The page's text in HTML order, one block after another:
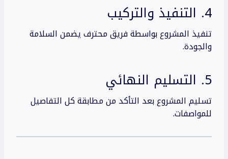
4. التنفيذ والتركيب
تنفيذ المشروع بواسطة فريق محترف يضمن السلامة
والجودة.
5. التسليم النهائي
تسليم المشروع بعد التأكد من مطابقة كل التفاصيل
للمواصفات.